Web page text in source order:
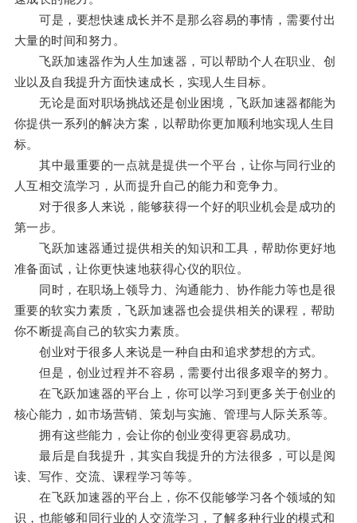
可是，要想快速成长并不是那么容易的事情，需要付出
大量的时间和努力。
飞跃加速器作为人生加速器，可以帮助个人在职业、创
业以及自我提升方面快速成长，实现人生目标。
无论是面对职场挑战还是创业困境，飞跃加速器都能为
你提供一系列的解决方案，以帮助你更加顺利地实现人生目
标。
其中最重要的一点就是提供一个平台，让你与同行业的
人互相交流学习，从而提升自己的能力和竞争力。
对于很多人来说，能够获得一个好的职业机会是成功的
第一步。
飞跃加速器通过提供相关的知识和工具，帮助你更好地
准备面试，让你更快速地获得心仪的职位。
同时，在职场上领导力、沟通能力、协作能力等也是很
重要的软实力素质，飞跃加速器也会提供相关的课程，帮助
你不断提高自己的软实力素质。
创业对于很多人来说是一种自由和追求梦想的方式。
但是，创业过程并不容易，需要付出很多艰辛的努力。
在飞跃加速器的平台上，你可以学习到更多关于创业的
核心能力，如市场营销、策划与实施、管理与人际关系等。
拥有这些能力，会让你的创业变得更容易成功。
最后是自我提升，其实自我提升的方法很多，可以是阅
读、写作、交流、课程学习等等。
在飞跃加速器的平台上，你不仅能够学习各个领域的知
识，也能够和同行业的人交流学习，了解多种行业的模式和